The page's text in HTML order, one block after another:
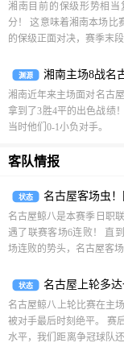
湘南目前的保级形势相
分！ 这意味着湘南本场比
的保级正面对决，赛季末
渊源 湘南主场8战名
湘南近年来主场面对名古
拿到了3胜4平的出色战绩
当时他们0-1小负对手。
客队情报
状态 名古屋客场虫！
名古屋鲸八是本赛季日职
遇了联赛客场6连败！ 直
场连败的势头，名古屋客场
状态 名古屋上轮多达
名古屋鲸八上轮比赛在主
被对手最后时刻绝平。 赛
水平，我们距离争冠球队